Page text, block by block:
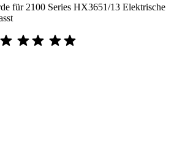
für 2100 Series HX3651/13 Elektrische